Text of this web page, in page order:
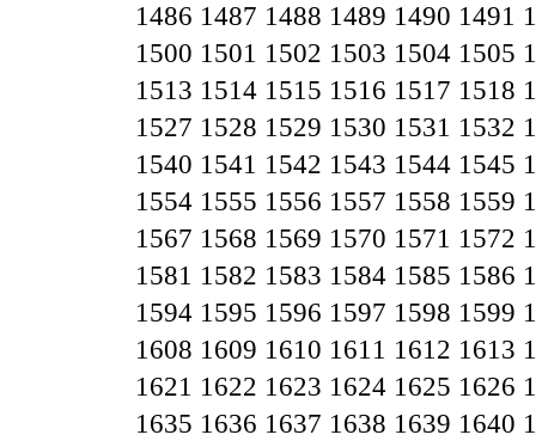
1486 1487 1488 1489 1490 1491
1500 1501 1502 1503 1504 1505
1513 1514 1515 1516 1517 1518
1527 1528 1529 1530 1531 1532
1540 1541 1542 1543 1544 1545
1554 1555 1556 1557 1558 1559
1567 1568 1569 1570 1571 1572
1581 1582 1583 1584 1585 1586
1594 1595 1596 1597 1598 1599
1608 1609 1610 1611 1612 1613
1621 1622 1623 1624 1625 1626
1635 1636 1637 1638 1639 1640